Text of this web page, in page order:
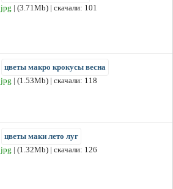
jpg | (3.71Mb) | скачали: 101
цветы макро крокусы весна
jpg | (1.53Mb) | скачали: 118
цветы маки лето луг
jpg | (1.32Mb) | скачали: 126